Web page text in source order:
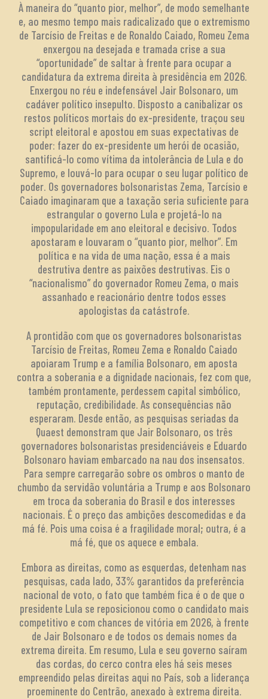
À maneira do “quanto pior, melhor”, de modo semelhante
e, ao mesmo tempo mais radicalizado que o extremismo
de Tarcísio de Freitas e de Ronaldo Caiado, Romeu Zema
enxergou na desejada e tramada crise a sua
“oportunidade” de saltar à frente para ocupar a
candidatura da extrema direita à presidência em 2026.
Enxergou no réu e indefensável Jair Bolsonaro, um
cadáver político insepulto. Disposto a canibalizar os
restos políticos mortais do ex-presidente, traçou seu
script eleitoral e apostou em suas expectativas de
poder: fazer do ex-presidente um herói de ocasião,
santificá-lo como vítima da intolerância de Lula e do
Supremo, e louvá-lo para ocupar o seu lugar político de
poder. Os governadores bolsonaristas Zema, Tarcísio e
Caiado imaginaram que a taxação seria suficiente para
estrangular o governo Lula e projetá-lo na
impopularidade em ano eleitoral e decisivo. Todos
apostaram e louvaram o “quanto pior, melhor”. Em
política e na vida de uma nação, essa é a mais
destrutiva dentre as paixões destrutivas. Eis o
“nacionalismo” do governador Romeu Zema, o mais
assanhado e reacionário dentre todos esses
apologistas da catástrofe.
A prontidão com que os governadores bolsonaristas
Tarcísio de Freitas, Romeu Zema e Ronaldo Caiado
apoiaram Trump e a família Bolsonaro, em aposta
contra a soberania e a dignidade nacionais, fez com que,
também prontamente, perdessem capital simbólico,
reputação, credibilidade. As consequências não
esperaram. Desde então, as pesquisas seriadas da
Quaest demonstram que Jair Bolsonaro, os três
governadores bolsonaristas presidenciáveis e Eduardo
Bolsonaro haviam embarcado na nau dos insensatos.
Para sempre carregarão sobre os ombros o manto de
chumbo da servidão voluntária a Trump e aos Bolsonaro
em troca da soberania do Brasil e dos interesses
nacionais. É o preço das ambições descomedidas e da
má fé. Pois uma coisa é a fragilidade moral; outra, é a
má fé, que os aquece e embala.
Embora as direitas, como as esquerdas, detenham nas
pesquisas, cada lado, 33% garantidos da preferência
nacional de voto, o fato que também fica é o de que o
presidente Lula se reposicionou como o candidato mais
competitivo e com chances de vitória em 2026, à frente
de Jair Bolsonaro e de todos os demais nomes da
extrema direita. Em resumo, Lula e seu governo saíram
das cordas, do cerco contra eles há seis meses
empreendido pelas direitas aqui no País, sob a liderança
proeminente do Centrão, anexado à extrema direita.